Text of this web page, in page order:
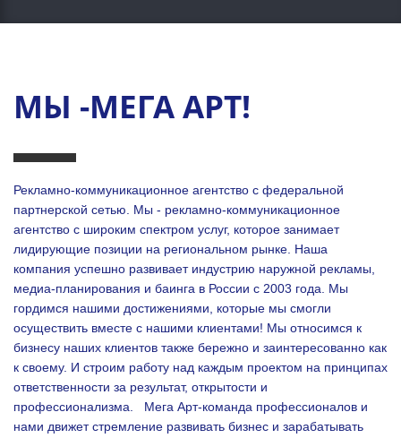
МЫ -МЕГА АРТ!
Рекламно-коммуникационное агентство с федеральной
партнерской сетью. Мы - рекламно-коммуникационное
агентство с широким спектром услуг, которое занимает
лидирующие позиции на региональном рынке. Наша
компания успешно развивает индустрию наружной рекламы,
медиа-планирования и баинга в России с 2003 года. Мы
гордимся нашими достижениями, которые мы смогли
осуществить вместе с нашими клиентами! Мы относимся к
бизнесу наших клиентов также бережно и заинтересованно как
к своему. И строим работу над каждым проектом на принципах
ответственности за результат, открытости и
профессионализма. Мега Арт-команда профессионалов и
нами движет стремление развивать бизнес и зарабатывать